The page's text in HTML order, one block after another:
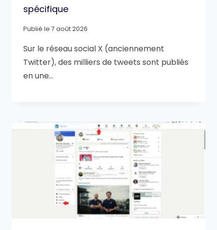
spécifique
Publié le 7 août 2026
Sur le réseau social X (anciennement
Twitter), des milliers de tweets sont publiés
en une…